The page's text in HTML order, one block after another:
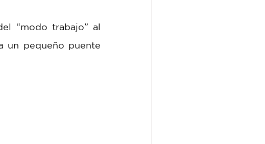
“modo trabajo” al
un pequeño puente